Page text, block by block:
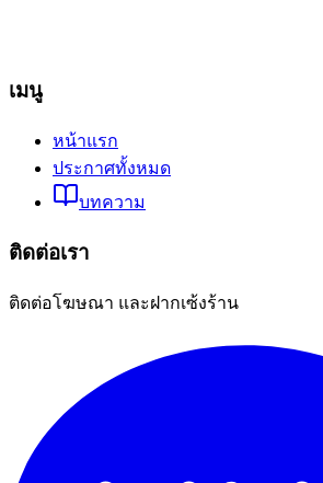
เมนู
หน้าแรก
ประกาศทั้งหมด
บทความ
ติดต่อเรา
ติดต่อโฆษณา และฝากเซ้งร้าน